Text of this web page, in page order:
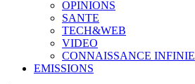
OPINIONS
SANTE
TECH&WEB
VIDEO
CONNAISSANCE INFINIE
EMISSIONS